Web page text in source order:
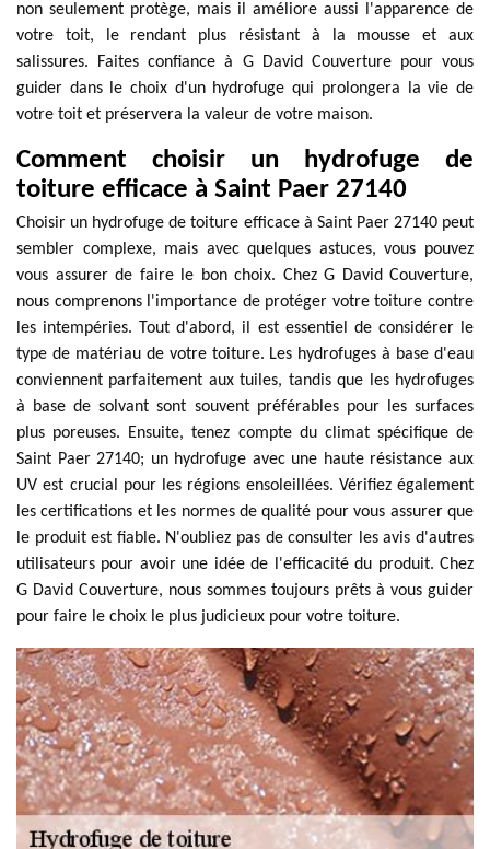
non seulement protège, mais il améliore aussi l'apparence de
votre toit, le rendant plus résistant à la mousse et aux
salissures. Faites confiance à G David Couverture pour vous
guider dans le choix d'un hydrofuge qui prolongera la vie de
votre toit et préservera la valeur de votre maison.
Comment choisir un hydrofuge de
toiture efficace à Saint Paer 27140
Choisir un hydrofuge de toiture efficace à Saint Paer 27140 peut
sembler complexe, mais avec quelques astuces, vous pouvez
vous assurer de faire le bon choix. Chez G David Couverture,
nous comprenons l'importance de protéger votre toiture contre
les intempéries. Tout d'abord, il est essentiel de considérer le
type de matériau de votre toiture. Les hydrofuges à base d'eau
conviennent parfaitement aux tuiles, tandis que les hydrofuges
à base de solvant sont souvent préférables pour les surfaces
plus poreuses. Ensuite, tenez compte du climat spécifique de
Saint Paer 27140; un hydrofuge avec une haute résistance aux
UV est crucial pour les régions ensoleillées. Vérifiez également
les certifications et les normes de qualité pour vous assurer que
le produit est fiable. N'oubliez pas de consulter les avis d'autres
utilisateurs pour avoir une idée de l'efficacité du produit. Chez
G David Couverture, nous sommes toujours prêts à vous guider
pour faire le choix le plus judicieux pour votre toiture.